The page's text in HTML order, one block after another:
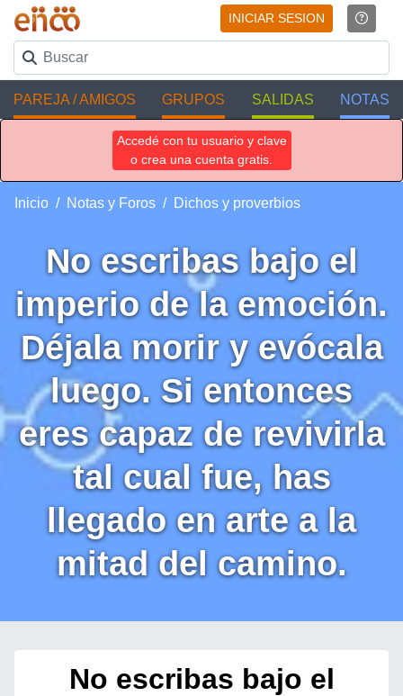
INICIAR SESION
PAREJA / AMIGOS GRUPOS SALIDAS NOTAS
Accedé con tu usuario y clave
o crea una cuenta gratis.
Inicio Notas y Foros Dichos y proverbios
No escribas bajo el
imperio de la emoción.
Déjala morir y evócala
luego. Si entonces
eres capaz de revivirla
tal cual fue, has
llegado en arte a la
mitad del camino.
No escribas bajo el